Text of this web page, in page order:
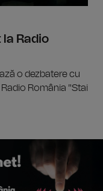
Radio
o dezbatere cu
România "Stai